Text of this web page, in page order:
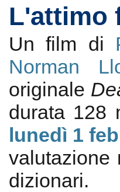
L'attimo
Un film di
Norman
originale
durata 128
lunedì 1
dizionari.